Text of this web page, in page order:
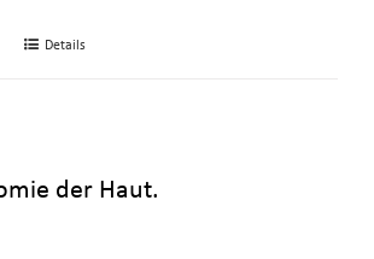
Details
der Haut.